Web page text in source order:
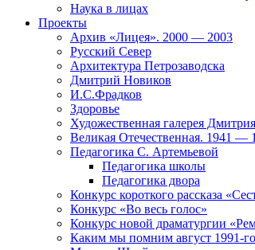
Наука в лицах
Проекты
Архив «Лицея». 2000 — 2003
Русский Север
Архитектура Петрозаводска
Дмитрий Новиков
И.С.Фрадков
Здоровье
Художественная галерея
Великая Отечественная. 1941 —
Педагогика С. Артемьевой
Педагогика школы
Педагогика двора
Конкурс короткого рассказа
Конкурс «Во весь голос»
Конкурс новой драматургии
Каким мы помним август 1991-